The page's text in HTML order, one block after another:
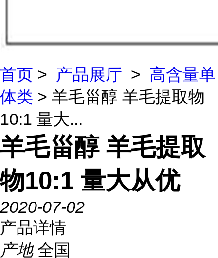
首页 > 产品展厅 > 高含量单
体类 > 羊毛甾醇 羊毛提取物
10:1 量大...
羊毛甾醇 羊毛提取
物10:1 量大从优
2020-07-02
产品详情
产地 全国